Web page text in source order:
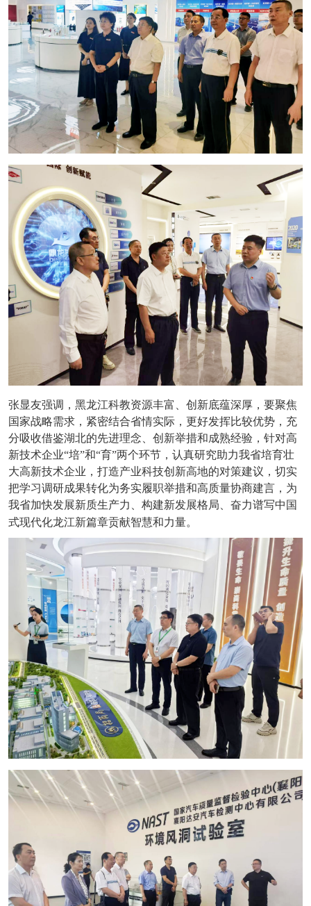
张显友强调，黑龙江科教资源丰富、创新底蕴深厚，要聚焦
国家战略需求，紧密结合省情实际，更好发挥比较优势，充
分吸收借鉴湖北的先进理念、创新举措和成熟经验，针对高
新技术企业“培”和“育”两个环节，认真研究助力我省培育壮
大高新技术企业，打造产业科技创新高地的对策建议，切实
把学习调研成果转化为务实履职举措和高质量协商建言，为
我省加快发展新质生产力、构建新发展格局、奋力谱写中国
式现代化龙江新篇章贡献智慧和力量。